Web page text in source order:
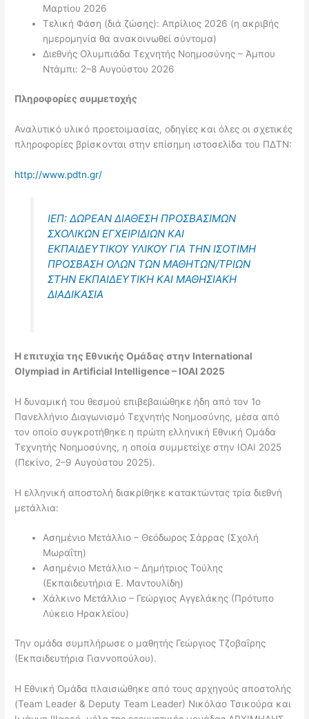
Μαρτίου 2026
Τελική Φάση (διά ζώσης): Απρίλιος 2026 (η ακριβής
ημερομηνία θα ανακοινωθεί σύντομα)
Διεθνής Ολυμπιάδα Τεχνητής Νοημοσύνης – Άμπου
Ντάμπι: 2–8 Αυγούστου 2026
Πληροφορίες συμμετοχής
Αναλυτικό υλικό προετοιμασίας, οδηγίες και όλες οι σχετικές
πληροφορίες βρίσκονται στην επίσημη ιστοσελίδα του ΠΔΤΝ:
http://www.pdtn.gr/
ΙΕΠ: ΔΩΡΕΑΝ ΔΙΑΘΕΣΗ ΠΡΟΣΒΑΣΙΜΩΝ
ΣΧΟΛΙΚΩΝ ΕΓΧΕΙΡΙΔΙΩΝ ΚΑΙ
ΕΚΠΑΙΔΕΥΤΙΚΟΥ ΥΛΙΚΟΥ ΓΙΑ ΤΗΝ ΙΣΟΤΙΜΗ
ΠΡΟΣΒΑΣΗ ΟΛΩΝ ΤΩΝ ΜΑΘΗΤΩΝ/ΤΡΙΩΝ
ΣΤΗΝ ΕΚΠΑΙΔΕΥΤΙΚΗ ΚΑΙ ΜΑΘΗΣΙΑΚΗ
ΔΙΑΔΙΚΑΣΙΑ
Η επιτυχία της Εθνικής Ομάδας στην International
Olympiad in Artificial Intelligence – IOAI 2025
Η δυναμική του θεσμού επιβεβαιώθηκε ήδη από τον 1ο
Πανελλήνιο Διαγωνισμό Τεχνητής Νοημοσύνης, μέσα από
τον οποίο συγκροτήθηκε η πρώτη ελληνική Εθνική Ομάδα
Τεχνητής Νοημοσύνης, η οποία συμμετείχε στην IOAI 2025
(Πεκίνο, 2–9 Αυγούστου 2025).
Η ελληνική αποστολή διακρίθηκε κατακτώντας τρία διεθνή
μετάλλια:
Ασημένιο Μετάλλιο – Θεόδωρος Σάρρας (Σχολή
Μωραΐτη)
Ασημένιο Μετάλλιο – Δημήτριος Τούλης
(Εκπαιδευτήρια Ε. Μαντουλίδη)
Χάλκινο Μετάλλιο – Γεώργιος Αγγελάκης (Πρότυπο
Λύκειο Ηρακλείου)
Την ομάδα συμπλήρωσε ο μαθητής Γεώργιος Τζοβαΐρης
(Εκπαιδευτήρια Γιαννοπούλου).
Η Εθνική Ομάδα πλαισιώθηκε από τους αρχηγούς αποστολής
(Team Leader & Deputy Team Leader) Νικόλαο Τσικούρα και